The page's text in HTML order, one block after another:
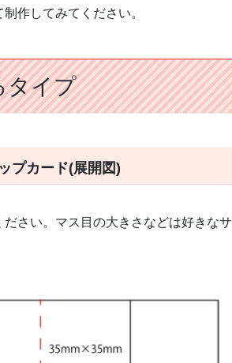
作してみてください。
タイプ
プカード(展開図)
さい。マス目の大きさなどは好きなサ